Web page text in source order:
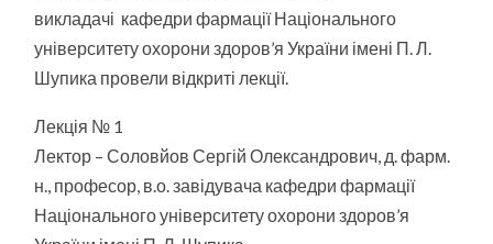
ОХОРОНИ
УКРАЇНИ
викладачі кафедри фармації Національного
університету охорони здоров’я України імені П. Л.
Шупика провели відкриті лекції.
Лекція № 1
Лектор – Соловйов Сергій Олександрович, д. фарм.
н., професор, в.о. завідувача кафедри фармації
Національного університету охорони здоров’я